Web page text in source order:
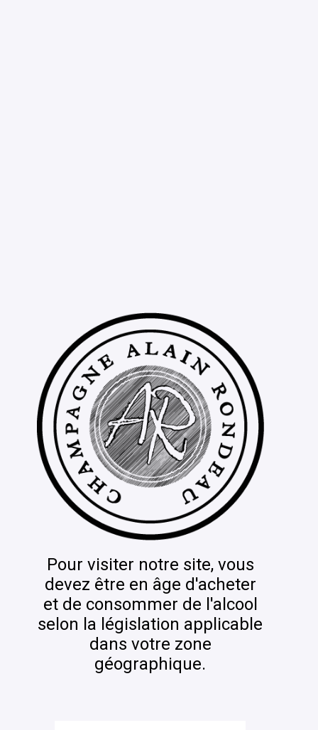
Pour visiter notre site, vous
devez être en âge d'acheter
et de consommer de l'alcool
selon la législation applicable
dans votre zone
géographique.